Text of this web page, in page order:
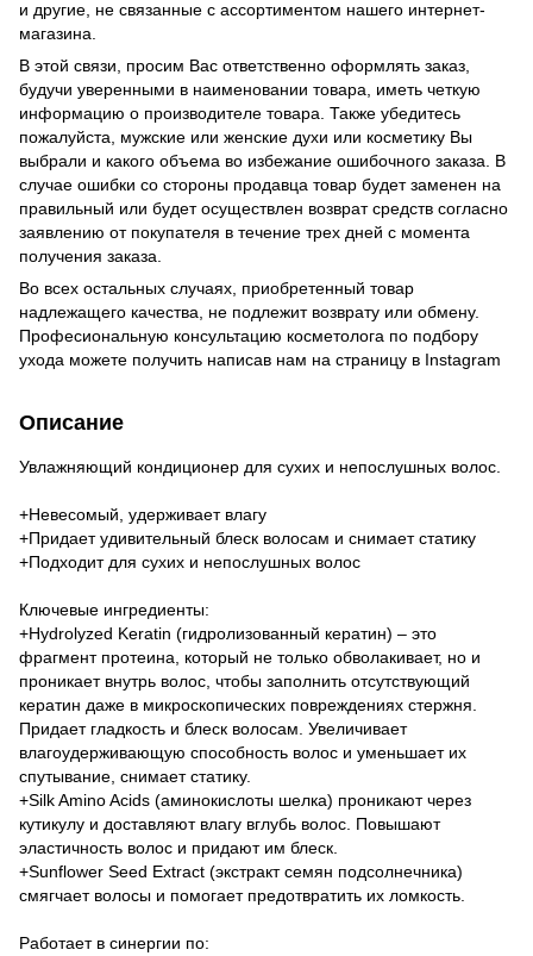
и другие, не связанные с ассортиментом нашего интернет-
магазина.
В этой связи, просим Вас ответственно оформлять заказ,
будучи уверенными в наименовании товара, иметь четкую
информацию о производителе товара. Также убедитесь
пожалуйста, мужские или женские духи или косметику Вы
выбрали и какого объема во избежание ошибочного заказа. В
случае ошибки со стороны продавца товар будет заменен на
правильный или будет осуществлен возврат средств согласно
заявлению от покупателя в течение трех дней с момента
получения заказа.
Во всех остальных случаях, приобретенный товар
надлежащего качества, не подлежит возврату или обмену.
Професиональную консультацию косметолога по подбору
ухода можете получить написав нам на страницу в Instagram
Описание
Увлажняющий кондиционер для сухих и непослушных волос.
+Невесомый, удерживает влагу
+Придает удивительный блеск волосам и снимает статику
+Подходит для сухих и непослушных волос
Ключевые ингредиенты:
+Hydrolyzed Keratin (гидролизованный кератин) – это
фрагмент протеина, который не только обволакивает, но и
проникает внутрь волос, чтобы заполнить отсутствующий
кератин даже в микроскопических повреждениях стержня.
Придает гладкость и блеск волосам. Увеличивает
влагоудерживающую способность волос и уменьшает их
спутывание, снимает статику.
+Silk Amino Acids (аминокислоты шелка) проникают через
кутикулу и доставляют влагу вглубь волос. Повышают
эластичность волос и придают им блеск.
+Sunflower Seed Extract (экстракт семян подсолнечника)
смягчает волосы и помогает предотвратить их ломкость.
Работает в синергии по: